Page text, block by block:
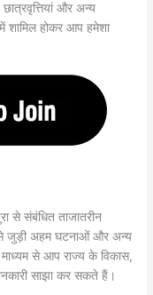
छात्रवृत्तियां और अन्य
शामिल होकर आप हमेशा
से संबंधित ताजातरीन
से जुड़ी अहम घटनाओं और अन्य
से आप राज्य के विकास,
साझा कर सकते हैं।